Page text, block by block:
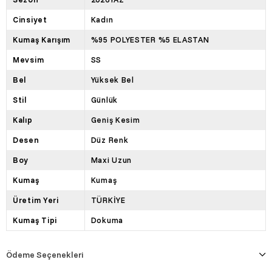
Cinsiyet Kadın
Kumaş Karışım %95 POLYESTER %5 ELASTAN
Mevsim SS
Bel Yüksek Bel
Stil Günlük
Kalıp Geniş Kesim
Desen Düz Renk
Boy Maxi Uzun
Kumaş Kumaş
Üretim Yeri TÜRKİYE
Kumaş Tipi Dokuma
Ödeme Seçenekleri